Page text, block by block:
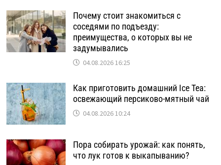
Почему стоит знакомиться с
соседями по подъезду:
преимущества, о которых вы не
задумывались
04.08.2026 16:25
Как приготовить домашний Ice Tea:
освежающий персиково-мятный чай
04.08.2026 10:24
Пора собирать урожай: как понять,
что лук готов к выкапыванию?